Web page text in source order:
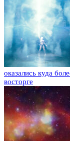
оказались куда
восторге